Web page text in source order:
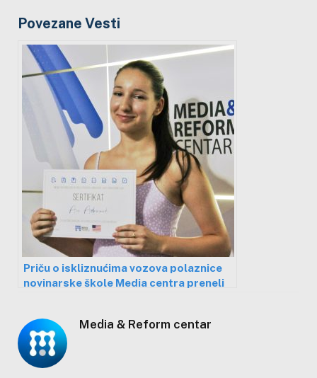
Povezane Vesti
Priču o iskliznućima vozova polaznice
novinarske škole Media centra preneli
Media & Reform centar